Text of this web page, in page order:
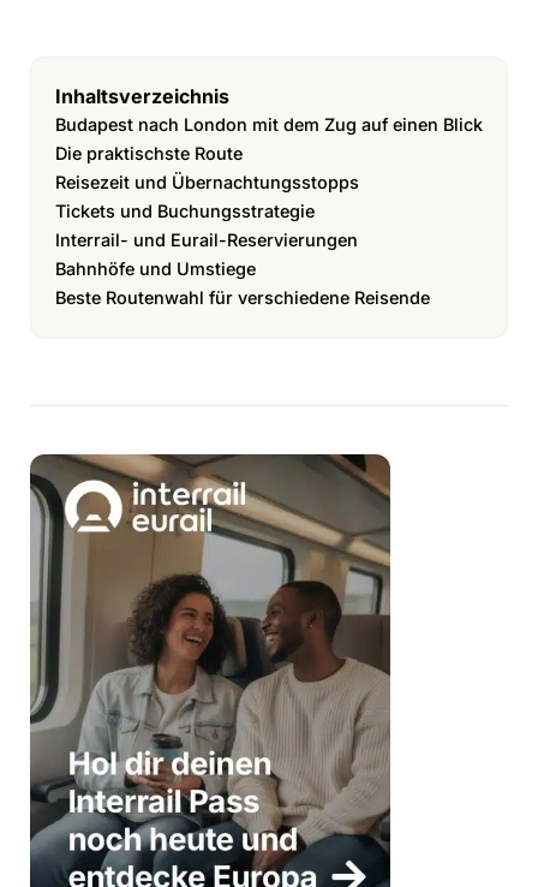
Inhaltsverzeichnis
Budapest nach London mit dem Zug auf einen Blick
Die praktischste Route
Reisezeit und Übernachtungsstopps
Tickets und Buchungsstrategie
Interrail- und Eurail-Reservierungen
Bahnhöfe und Umstiege
Beste Routenwahl für verschiedene Reisende